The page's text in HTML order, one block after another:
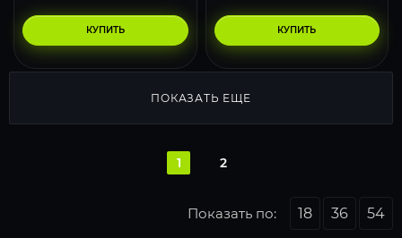
КУПИТЬ КУПИТЬ
ПОКАЗАТЬ ЕЩЕ
1 2
Показать по: 18 36 54